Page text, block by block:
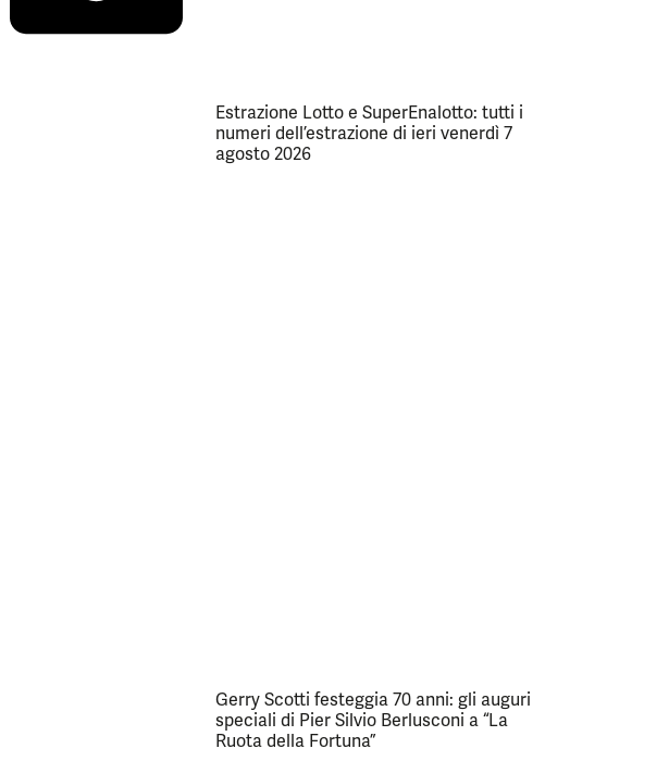
Estrazione Lotto e SuperEnalotto: tutti i
numeri dell’estrazione di ieri venerdì 7
agosto 2026
Gerry Scotti festeggia 70 anni: gli auguri
speciali di Pier Silvio Berlusconi a “La
Ruota della Fortuna”